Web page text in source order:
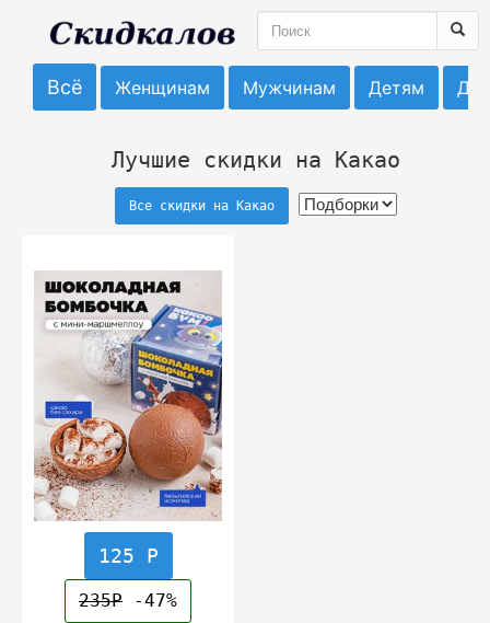
Всё Женщинам Мужчинам Детям
Лучшие скидки на Какао
Все скидки на Какао
125 Р
235Р -47%